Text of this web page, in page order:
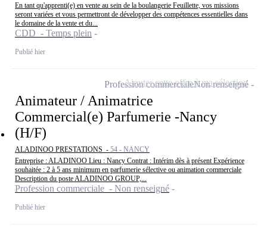
En tant qu'apprenti(e) en vente au sein de la boulangerie Feuillette, vos missions
seront variées et vous permettront de développer des compétences essentielles dans
le domaine de la vente et du...
CDD - Temps plein
Publié hier
Animateur / Animatrice
Commercial(e) Parfumerie -Nancy
(H/F)
ALADINOO PRESTATIONS - 54 - NANCY
Entreprise : ALADINOO Lieu : Nancy Contrat : Intérim dès à présent Expérience
souhaitée : 2 à 5 ans minimum en parfumerie sélective ou animation commerciale
Description du poste ALADINOO GROUP,...
Profession commerciale - Non renseigné
Publié hier
Profession commercialeNon renseigné
Ajouter cette offre à ma sélection